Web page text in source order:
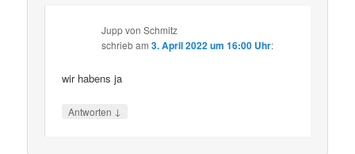
Jupp von Schmitz
schriebam3. April 2022 um 16:00 Uhr:
wir habens ja
Antworten ↓